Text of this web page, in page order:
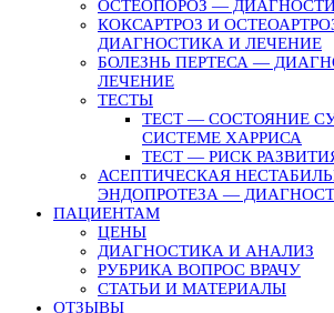
ОСТЕОПОРОЗ —
КОКСАРТРОЗ И
ДИАГНОСТИКА И ЛЕЧЕНИЕ
БОЛЕЗНЬ ПЕРТЕСА —
ЛЕЧЕНИЕ
ТЕСТЫ
ТЕСТ — СОСТОЯНИЕ
СИСТЕМЕ ХАРРИСА
ТЕСТ — РИСК
АСЕПТИЧЕСКАЯ
ЭНДОПРОТЕЗА —
ПАЦИЕНТАМ
ЦЕНЫ
ДИАГНОСТИКА И АНАЛИЗ
РУБРИКА ВОПРОС ВРАЧУ
СТАТЬИ И МАТЕРИАЛЫ
ОТЗЫВЫ